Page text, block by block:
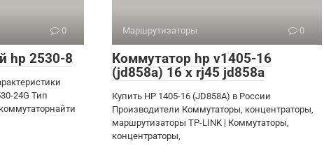
0
hp 2530-8
24G Тип
Маршрутизаторы 0
Коммутатор hp v1405-16
(jd858a) 16 x rj45 jd858a
Купить HP 1405-16 (JD858A) в России
Производители Коммутаторы, концентраторы,
маршрутизаторы TP-LINK | Коммутаторы,
концентраторы,